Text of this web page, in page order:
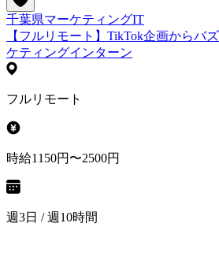
千葉県マーケティングIT
【フルリモート】TikTok企画からバ
ケティングインターン
フルリモート
時給1150円〜2500円
週3日 / 週10時間